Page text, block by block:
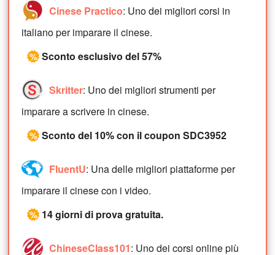
Cinese Practico: Uno dei migliori corsi in
italiano per imparare il cinese.
% Sconto esclusivo del 57%
Skritter: Uno dei migliori strumenti per
imparare a scrivere in cinese.
% Sconto del 10% con il coupon SDC3952
FluentU: Una delle migliori piattaforme per
imparare il cinese con i video.
% 14 giorni di prova gratuita.
ChineseClass101: Uno dei corsi online più